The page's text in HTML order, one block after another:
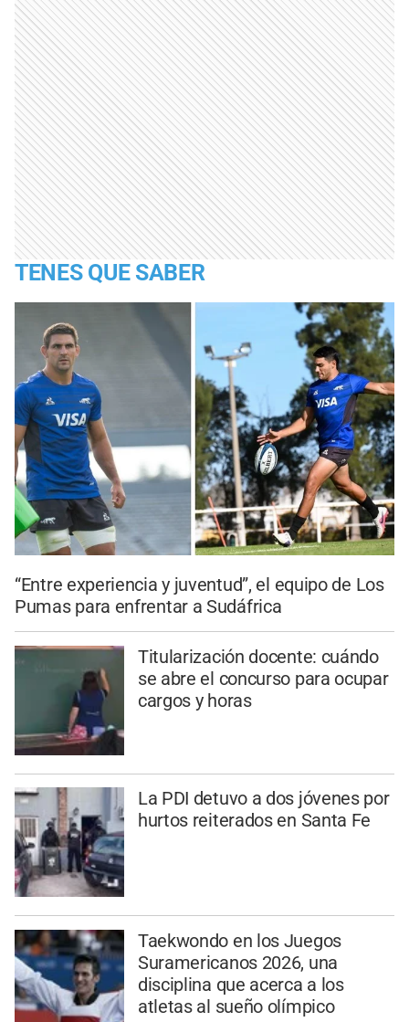
TENES QUE SABER
“Entre experiencia y juventud”, el equipo de Los
Pumas para enfrentar a Sudáfrica
Titularización docente: cuándo
se abre el concurso para ocupar
cargos y horas
La PDI detuvo a dos jóvenes por
hurtos reiterados en Santa Fe
Taekwondo en los Juegos
Suramericanos 2026, una
disciplina que acerca a los
atletas al sueño olímpico